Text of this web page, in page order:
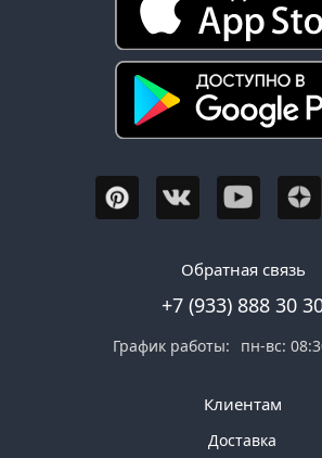
Обратная связь
+7 (933) 888 30
График работы: пн-вс:
Клиентам
Доставка